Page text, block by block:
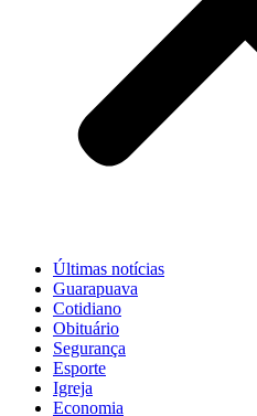
Últimas notícias
Guarapuava
Cotidiano
Obituário
Segurança
Esporte
Igreja
Economia